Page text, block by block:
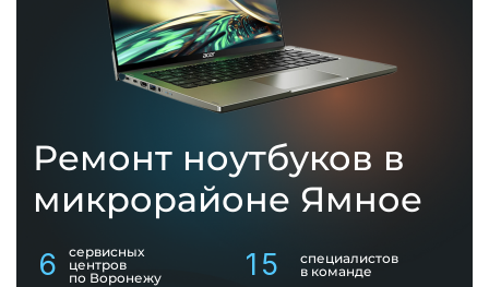
Ремонт ноутбуков в
микрорайоне Ямное
6
сервисных
центров
по Воронежу
15
специалистов
в команде